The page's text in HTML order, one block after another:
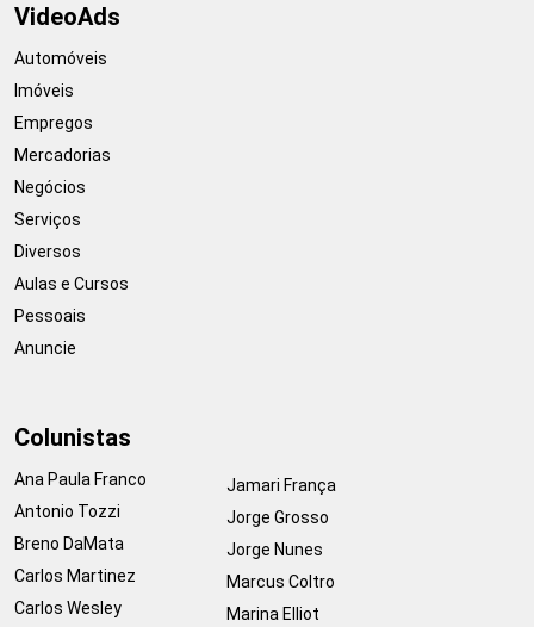
VideoAds
Automóveis
Imóveis
Empregos
Mercadorias
Negócios
Serviços
Diversos
Aulas e Cursos
Pessoais
Anuncie
Colunistas
Ana Paula Franco
Antonio Tozzi
Breno DaMata
Carlos Martinez
Carlos Wesley
Jamari França
Jorge Grosso
Jorge Nunes
Marcus Coltro
Marina Elliot